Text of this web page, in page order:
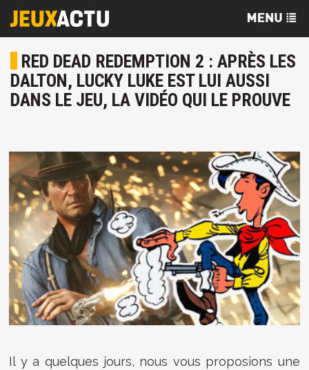
RED DEAD REDEMPTION 2 : APRÈS LES
DALTON, LUCKY LUKE EST LUI AUSSI
DANS LE JEU, LA VIDÉO QUI LE PROUVE
Il y a quelques jours, nous vous proposions une